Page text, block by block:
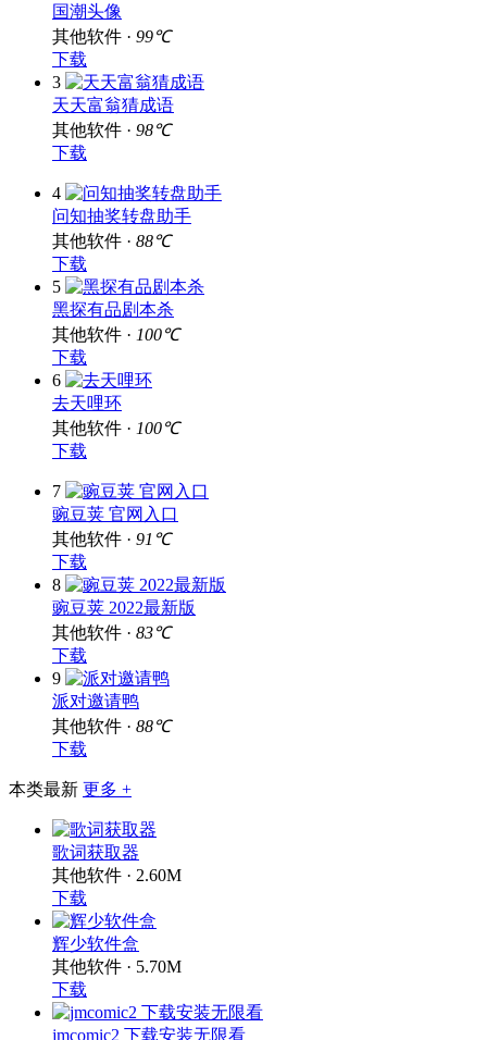
国潮头像
其他软件 · 99℃
下载
3
天天富翁猜成语
其他软件 · 98℃
下载
4
问知抽奖转盘助手
其他软件 · 88℃
下载
5
黑探有品剧本杀
其他软件 · 100℃
下载
6
去天哩环
其他软件 · 100℃
下载
7
豌豆荚 官网入口
其他软件 · 91℃
下载
8
豌豆荚 2022最新版
其他软件 · 83℃
下载
9
派对邀请鸭
其他软件 · 88℃
下载
本类最新 更多 +
歌词获取器
其他软件 · 2.60M
下载
辉少软件盒
其他软件 · 5.70M
下载
jmcomic2 下载安装无限看